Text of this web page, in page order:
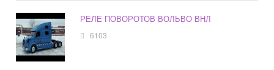
РЕЛЕ ПОВОРОТОВ ВОЛЬВО ВНЛ
6103